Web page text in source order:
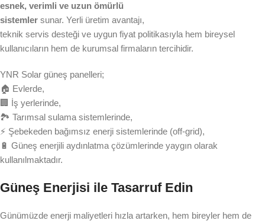
esnek, verimli ve uzun ömürlü
sistemler sunar. Yerli üretim avantajı,
teknik servis desteği ve uygun fiyat politikasıyla hem bireysel
kullanıcıların hem de kurumsal firmaların tercihidir.
YNR Solar güneş panelleri;
🏠 Evlerde,
🏢 İş yerlerinde,
🏞️ Tarımsal sulama sistemlerinde,
⚡ Şebekeden bağımsız enerji sistemlerinde (off-grid),
🔋 Güneş enerjili aydınlatma çözümlerinde yaygın olarak
kullanılmaktadır.
Güneş Enerjisi ile Tasarruf Edin
Günümüzde enerji maliyetleri hızla artarken, hem bireyler hem de